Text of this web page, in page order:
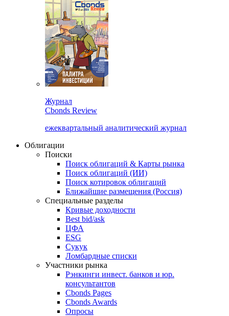
Журнал
Cbonds Review
ежеквартальный аналитический журнал
Облигации
Поиски
Поиск облигаций & Карты рынка
Поиск облигаций (ИИ)
Поиск котировок облигаций
Ближайшие размещения (Россия)
Специальные разделы
Кривые доходности
Best bid/ask
ЦФА
ESG
Сукук
Ломбардные списки
Участники рынка
Рэнкинги инвест. банков и юр.
консультантов
Cbonds Pages
Cbonds Awards
Опросы